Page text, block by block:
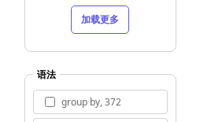
加载更多
语法
group by, 372